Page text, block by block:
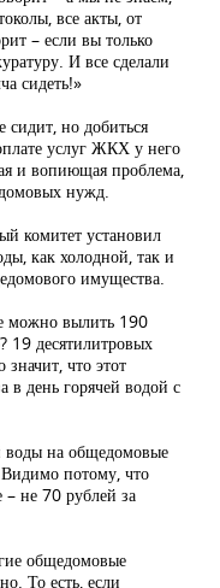
все акты, от
– если вы только
И все сделали
сидеть!»
но добиться
услуг ЖКХ у него
и вопиющая проблема,
нужд.
комитет установил
как холодной, так и
имущества.
можно вылить 190
19 десятилитровых
что этот
в день горячей водой с
воды на общедомовые
потому, что
не 70 рублей за
общедомовые
То есть, если